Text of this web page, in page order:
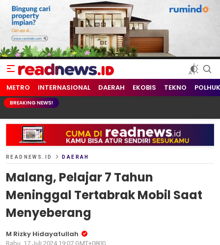
readnews.id
Berita Terkini, Update Terbaru Hari ini dari Indonesia dan Dunia
METRO INTERNASIONAL DAERAH EKOBIS TEKNO
BREAKING NEWS!
READNEWS.ID DAERAH
Malang, Pelajar 7 Tahun
Meninggal Tertabrak Mobil Saat
Menyeberang
M Rizky Hidayatullah
Rabu, 17 Juli 2024 19:07 GMT+0800